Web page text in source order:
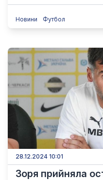
Новини Футбол
28.12.2024 10:01
Зоря прийняла